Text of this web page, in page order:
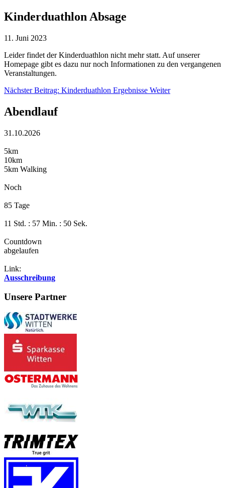
Kinderduathlon Absage
11. Juni 2023
Leider findet der Kinderduathlon nicht mehr statt. Auf unserer
Homepage gibt es dazu nur noch Informationen zu den vergangenen
Veranstaltungen.
Nächster Beitrag: Kinderduathlon Ergebnisse Weiter
Abendlauf
31.10.2026
5km
10km
5km Walking
Noch
85 Tage
11 Std. : 57 Min. : 50 Sek.
Countdown
abgelaufen
Link:
Ausschreibung
Unsere Partner